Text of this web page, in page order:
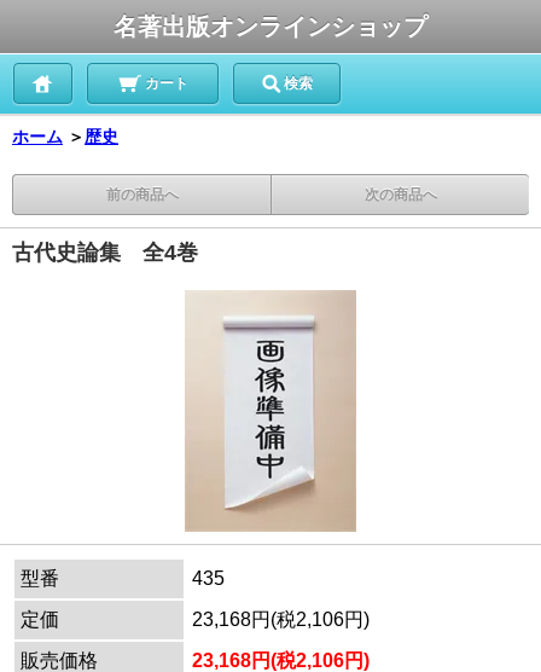
名著出版オンラインショップ
カート 検索
ホーム ＞ 歴史
前の商品へ 次の商品へ
古代史論集 全4巻
型番
435
定価
23,168円(税2,106円)
販売価格
23,168円(税2,106円)